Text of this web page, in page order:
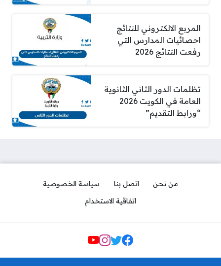
المربع الالكتروني للنتائج
احصائيات المدارس التي
رفعت النتائج 2026
تظلمات الدور الثاني الثانوية
العامة في الكويت 2026
“ورابط التقديم”
من نحن اتصل بنا
سياسة الخصوصية
اتفاقية الاستخدام
Social Links
القيصرية بالترتيب 2026